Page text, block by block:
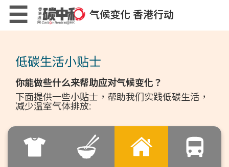
Skip
main
content
☰ 气候变化 香港行动
×
低碳生活小贴士
你能做些什么来帮助应对气候变化？
下面提供一些小贴士，帮助我们实践低碳生活，
减少温室气体排放: